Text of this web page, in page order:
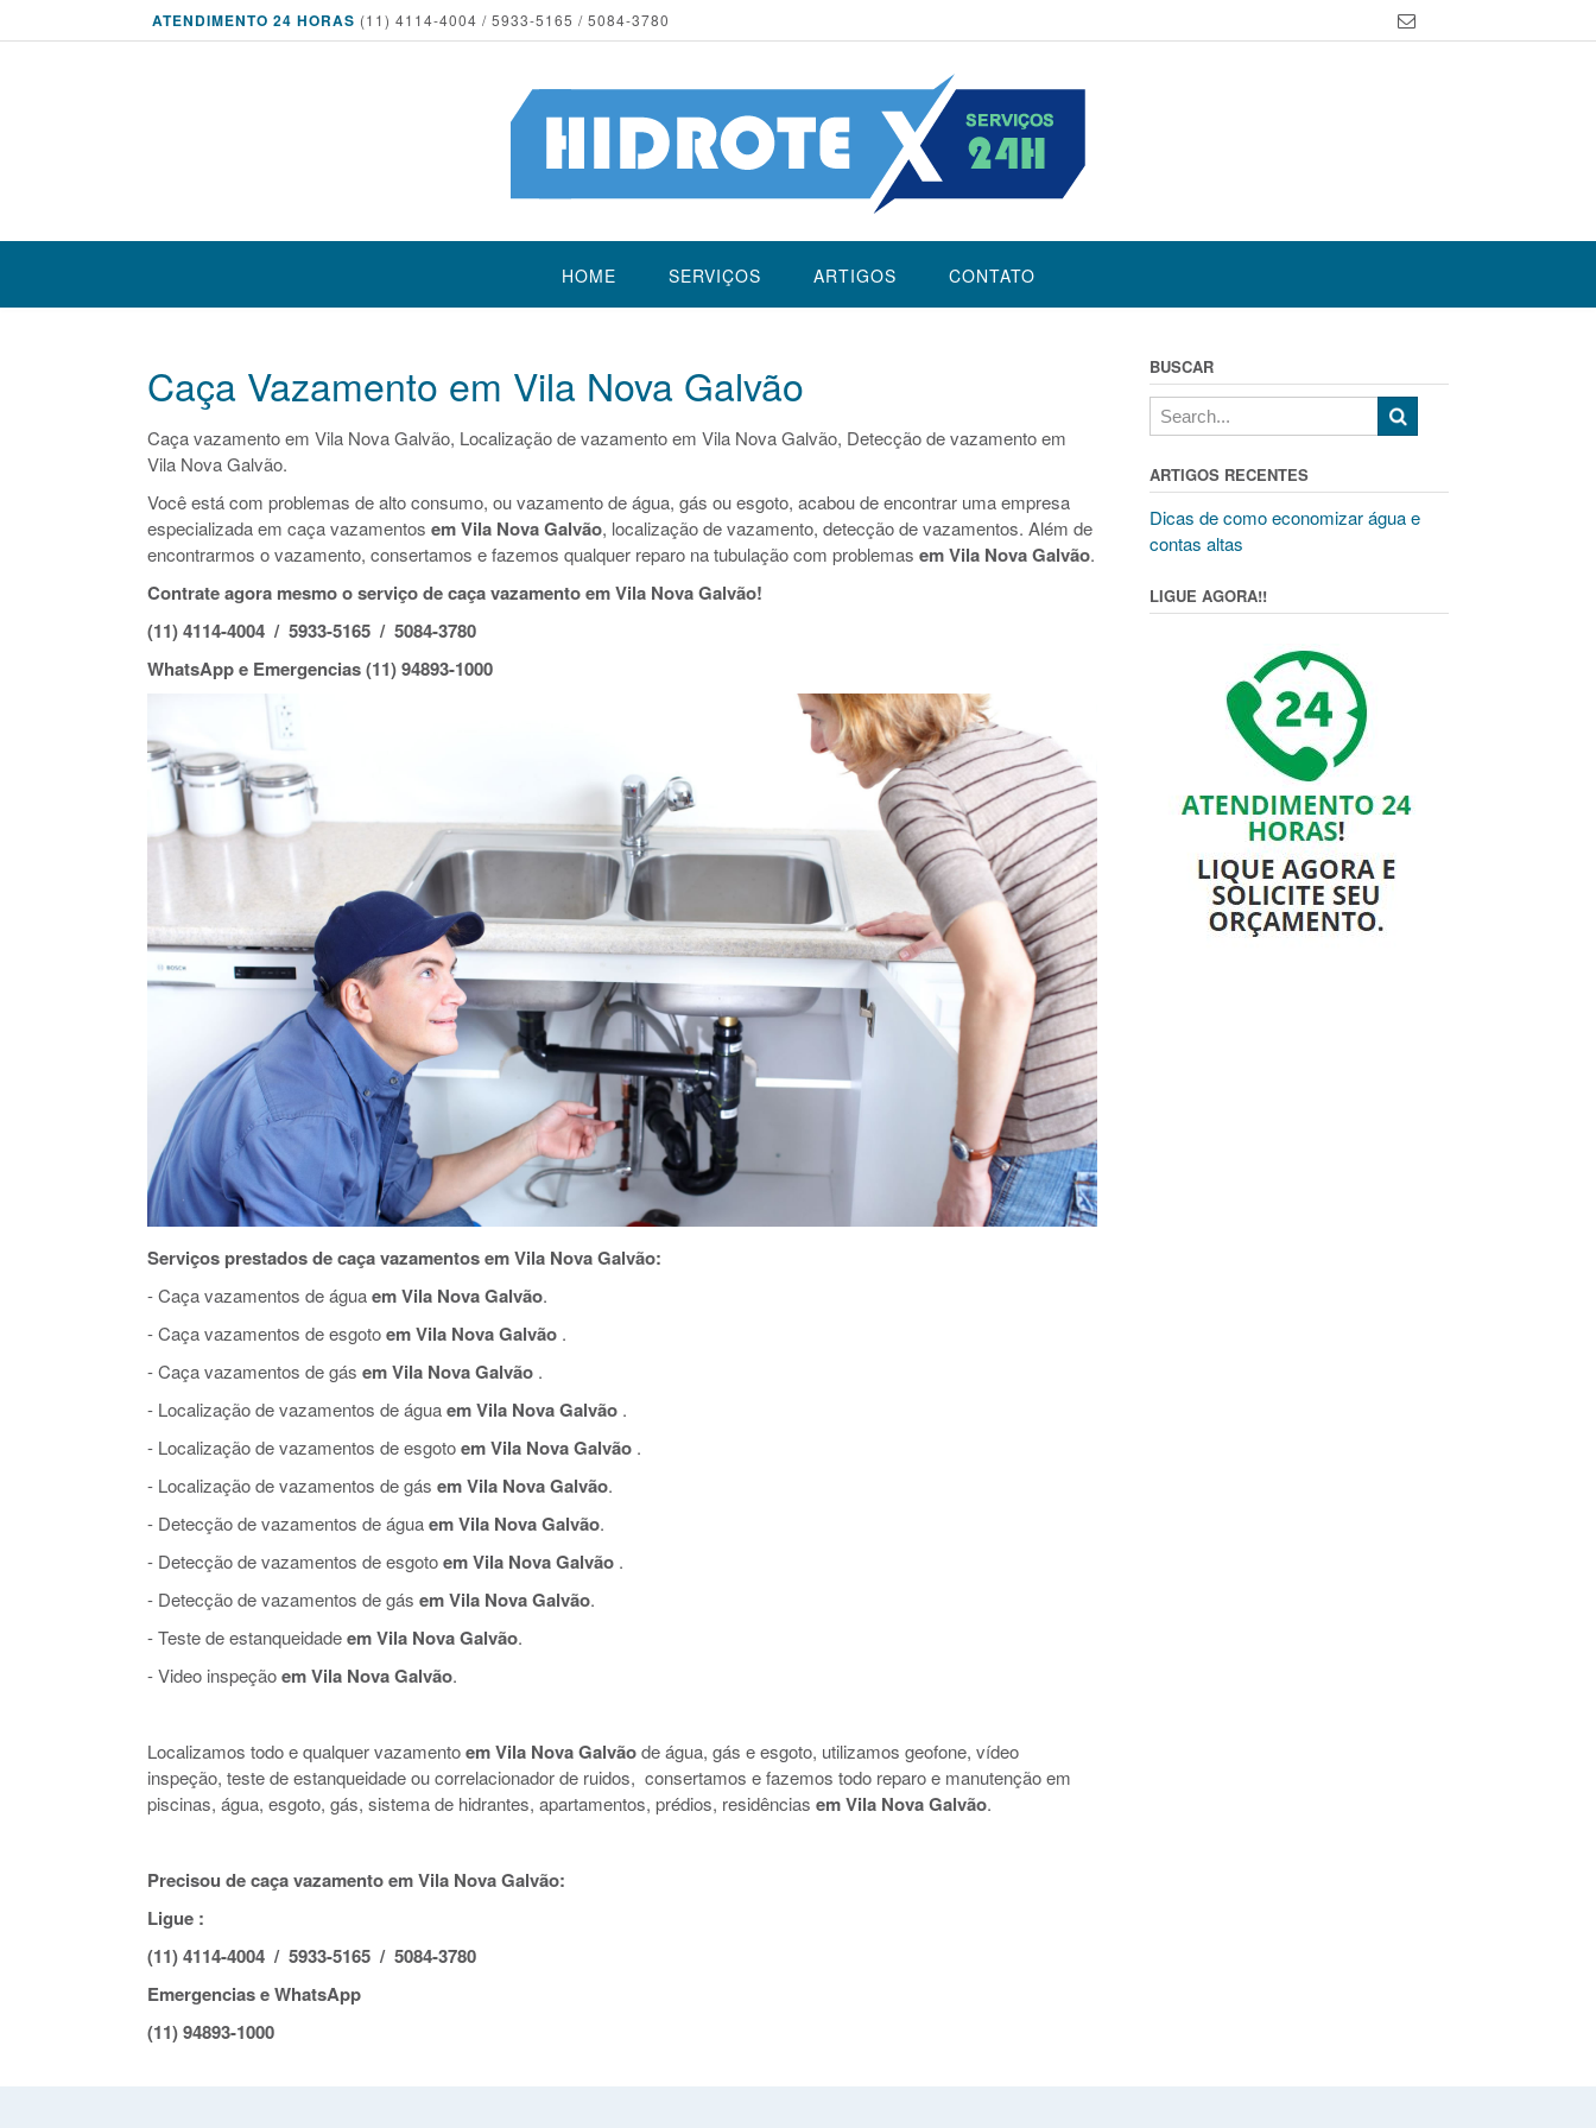
ATENDIMENTO 24 HORAS (11) 4114-4004 / 5933-5165 / 5084-3780
HOME SERVIÇOS ARTIGOS CONTATO
Caça Vazamento em Vila Nova Galvão
Caça vazamento em Vila Nova Galvão, Localização de vazamento em Vila Nova Galvão, Detecção de vazamento em
Vila Nova Galvão.
Você está com problemas de alto consumo, ou vazamento de água, gás ou esgoto, acabou de encontrar uma empresa
especializada em caça vazamentos em Vila Nova Galvão, localização de vazamento, detecção de vazamentos. Além de
encontrarmos o vazamento, consertamos e fazemos qualquer reparo na tubulação com problemas em Vila Nova Galvão.
Contrate agora mesmo o serviço de caça vazamento em Vila Nova Galvão!
(11) 4114-4004 / 5933-5165 / 5084-3780
WhatsApp e Emergencias (11) 94893-1000
Serviços prestados de caça vazamentos em Vila Nova Galvão:
- Caça vazamentos de águaem Vila Nova Galvão.
- Caça vazamentos de esgotoem Vila Nova Galvão .
- Caça vazamentos de gás em Vila Nova Galvão .
- Localização de vazamentos de águaem Vila Nova Galvão .
- Localização de vazamentos de esgotoem Vila Nova Galvão .
- Localização de vazamentos de gás em Vila Nova Galvão.
- Detecção de vazamentos de águaem Vila Nova Galvão.
- Detecção de vazamentos de esgotoem Vila Nova Galvão .
- Detecção de vazamentos de gás em Vila Nova Galvão.
- Teste de estanqueidadeem Vila Nova Galvão.
- Video inspeçãoem Vila Nova Galvão.
Localizamos todo e qualquer vazamentoem Vila Nova Galvãode água, gás e esgoto, utilizamos geofone, vídeo
inspeção, teste de estanqueidade ou correlacionador de ruidos, consertamos e fazemos todo reparo e manutenção em
piscinas, água, esgoto, gás, sistema de hidrantes, apartamentos, prédios, residências em Vila Nova Galvão.
Precisou de caça vazamento em Vila Nova Galvão:
Ligue :
(11) 4114-4004 / 5933-5165 / 5084-3780
Emergencias e WhatsApp
(11) 94893-1000
BUSCAR
ARTIGOS RECENTES
Dicas de como economizar água e
contas altas
LIGUE AGORA!!